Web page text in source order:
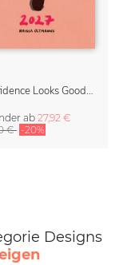
Confidence Looks Good On You Kalender 2027
ab 27,92 €
€ -20%
Designs